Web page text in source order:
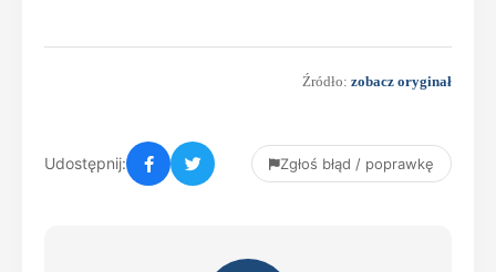
Źródło: zobacz oryginał
Udostępnij: Zgłoś błąd / poprawkę